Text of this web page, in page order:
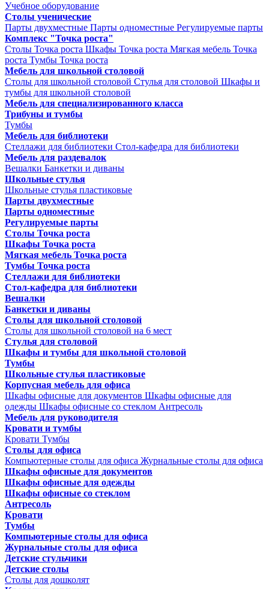
Учебное оборудование
Столы ученические
Парты двухместные Парты одноместные Регулируемые парты
Комплекс "Точка роста"
Столы Точка роста Шкафы Точка роста Мягкая мебель Точка
роста Тумбы Точка роста
Мебель для школьной столовой
Столы для школьной столовой Стулья для столовой Шкафы и
тумбы для школьной столовой
Мебель для специализированного класса
Трибуны и тумбы
Тумбы
Мебель для библиотеки
Стеллажи для библиотеки Стол-кафедра для библиотеки
Мебель для раздевалок
Вешалки Банкетки и диваны
Школьные стулья
Школьные стулья пластиковые
Парты двухместные
Парты одноместные
Регулируемые парты
Столы Точка роста
Шкафы Точка роста
Мягкая мебель Точка роста
Тумбы Точка роста
Стеллажи для библиотеки
Стол-кафедра для библиотеки
Вешалки
Банкетки и диваны
Столы для школьной столовой
Столы для школьной столовой на 6 мест
Стулья для столовой
Шкафы и тумбы для школьной столовой
Тумбы
Школьные стулья пластиковые
Корпусная мебель для офиса
Шкафы офисные для документов Шкафы офисные для
одежды Шкафы офисные со стеклом Антресоль
Мебель для руководителя
Кровати и тумбы
Кровати Тумбы
Столы для офиса
Компьютерные столы для офиса Журнальные столы для офиса
Шкафы офисные для документов
Шкафы офисные для одежды
Шкафы офисные со стеклом
Антресоль
Кровати
Тумбы
Компьютерные столы для офиса
Журнальные столы для офиса
Детские стульчики
Детские столы
Столы для дошколят